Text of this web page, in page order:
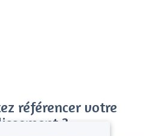
référencer votre
?